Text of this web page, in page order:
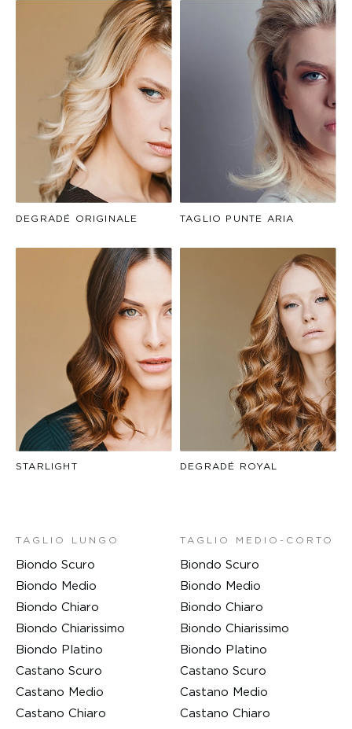
DEGRADÉ ORIGINALE TAGLIO PUNTE ARIA
STARLIGHT DEGRADÉ ROYAL
TAGLIO LUNGO
Biondo Scuro
Biondo Medio
Biondo Chiaro
Biondo Chiarissimo
Biondo Platino
Castano Scuro
Castano Medio
Castano Chiaro
TAGLIO MEDIO-CORTO
Biondo Scuro
Biondo Medio
Biondo Chiaro
Biondo Chiarissimo
Biondo Platino
Castano Scuro
Castano Medio
Castano Chiaro